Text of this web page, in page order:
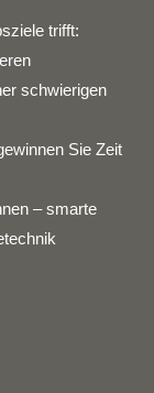
trifft:
schwierigen
Sie Zeit
– smarte